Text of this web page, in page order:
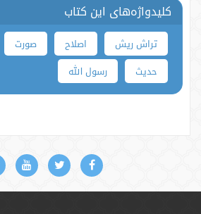
کلیدواژه‌های این کتاب
تراش ریش اصلاح صورت
حدیث
رسول الله